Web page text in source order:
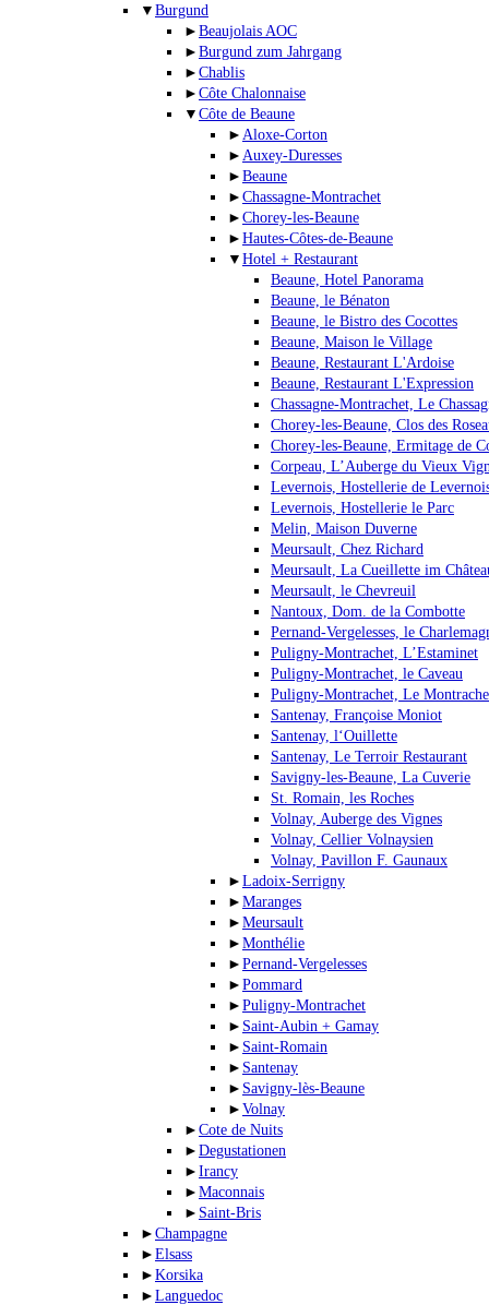
▼ Burgund
► Beaujolais AOC
► Burgund zum Jahrgang
► Chablis
► Côte Chalonnaise
▼ Côte de Beaune
► Aloxe-Corton
► Auxey-Duresses
► Beaune
► Chassagne-Montrachet
► Chorey-les-Beaune
► Hautes-Côtes-de-Beaune
▼ Hotel + Restaurant
Beaune, Hotel Panorama
Beaune, le Bénaton
Beaune, le Bistro des Cocottes
Beaune, Maison le Village
Beaune, Restaurant L'Ardoise
Beaune, Restaurant L'Expression
Chassagne-Montrachet, Le
Chorey-les-Beaune, Clos des
Chorey-les-Beaune, Ermitage de
Corpeau, L’Auberge du Vieux
Levernois, Hostellerie de
Levernois, Hostellerie le Parc
Melin, Maison Duverne
Meursault, Chez Richard
Meursault, La Cueillette im
Meursault, le Chevreuil
Nantoux, Dom. de la Combotte
Pernand-Vergelesses, le
Puligny-Montrachet, L’Estaminet
Puligny-Montrachet, le Caveau
Puligny-Montrachet, Le
Santenay, Françoise Moniot
Santenay, l‘Ouillette
Santenay, Le Terroir Restaurant
Savigny-les-Beaune, La Cuverie
St. Romain, les Roches
Volnay, Auberge des Vignes
Volnay, Cellier Volnaysien
Volnay, Pavillon F. Gaunaux
► Ladoix-Serrigny
► Maranges
► Meursault
► Monthélie
► Pernand-Vergelesses
► Pommard
► Puligny-Montrachet
► Saint-Aubin + Gamay
► Saint-Romain
► Santenay
► Savigny-lès-Beaune
► Volnay
► Cote de Nuits
► Degustationen
► Irancy
► Maconnais
► Saint-Bris
► Champagne
► Elsass
► Korsika
► Languedoc